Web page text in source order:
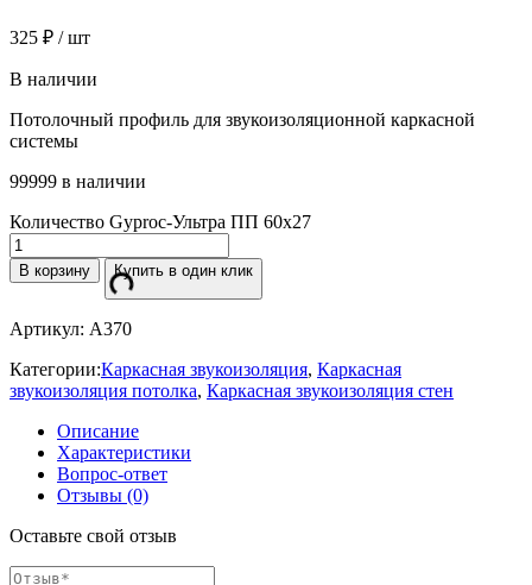
325 ₽ / шт
В наличии
Потолочный профиль для звукоизоляционной каркасной
системы
99999 в наличии
Количество Gyproc-Ультра ПП 60х27
В корзину Купить в один клик
Артикул: A370
Категории:Каркасная звукоизоляция, Каркасная
звукоизоляция потолка, Каркасная звукоизоляция стен
Описание
Характеристики
Вопрос-ответ
Отзывы (0)
Оставьте свой отзыв